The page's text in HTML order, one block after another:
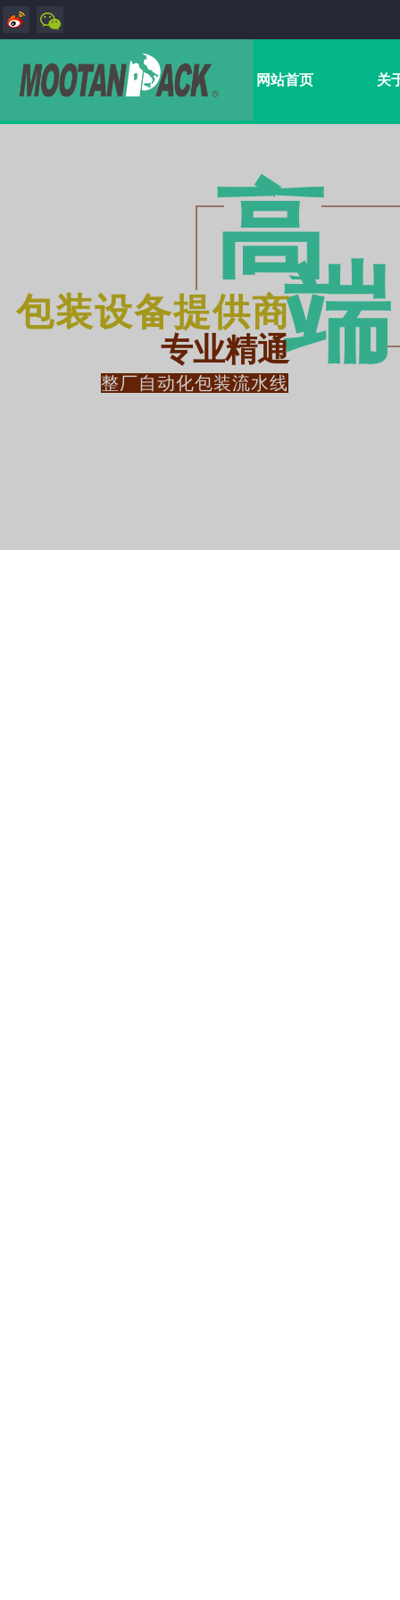
网站首页 关
包装设备提供商
高
专业精通端​
整厂自动化包装流水线